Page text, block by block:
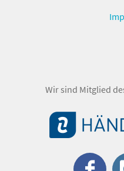
Wir sind Mitglied